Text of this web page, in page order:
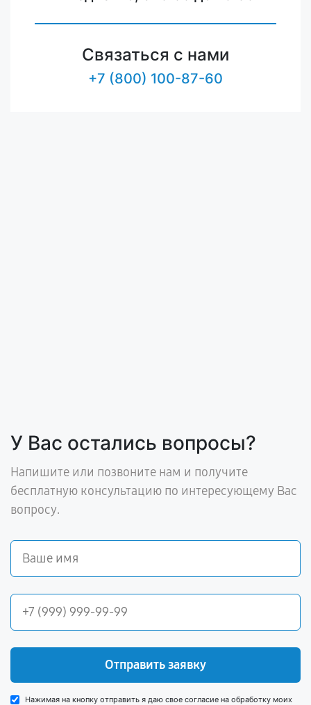
Связаться с нами
+7 (800) 100-87-60
У Вас остались вопросы?
Напишите или позвоните нам и получите
бесплатную консультацию по интересующему Вас
вопросу.
Отправить заявку
Нажимая на кнопку отправить я даю свое согласие на обработку моих